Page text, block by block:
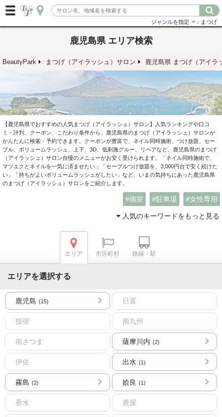
ジャンルを指定 ：まつげ
鹿児島県 エリア検索
BeautyPark まつげ（アイラッシュ）サロン 鹿児島県 まつげ（アイラ
【鹿児島県でおすすめの人気まつげ（アイラッシュ）サロン】人気ランキングや口コ
ミ・評判、クーポン、こだわり条件から、鹿児島県のまつげ（アイラッシュ）サロンが
かんたんに検索・予約できます。クーポンが豊富で、ネイル同時施術、つけ放題、セー
ブル、ボリュームラッシュ、上下、3D、低刺激グルー、リペアなど、鹿児島県のまつげ
（アイラッシュ）サロン自慢のメニューがお安く受けられます。「ネイル同時施術で、
マツエクとネイルを一気に済ませたい」「セーブルつけ放題を、3,000円台で安く続けた
い」「持ちがよいボリュームラッシュがしたい」など、いまの気持ちにあった鹿児島県
のまつげ（アイラッシュ）サロンをご紹介します。
個室 駐車場 女性専用
人気のキーワードをもっと見る
エリア 市区町村 路線・駅
エリアを選択する
鹿児島 (15) 日置
指宿 南九州
南さつま 薩摩川内 (2)
伊佐 出水 (1)
霧島 (2) 姶良 (1)
垂水 鹿屋